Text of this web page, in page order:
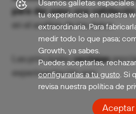
para dar paso una
en el análisis de los datos.
Las principalesventajas
experimentación son:
Usamos galletas
tu experiencia en nuestra
extraordinaria. Para
medir todo lo que pasa;
Growth, ya sabes.
Puedes aceptarlas,
configurarlas a tu gusto . Si
revisa nuestra política de
Aceptar